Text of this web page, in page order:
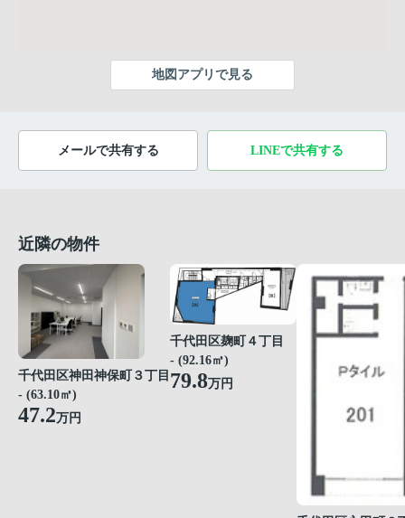
地図アプリで見る
メールで共有する LINEで共有する
近隣の物件
千代田区神田神保町３丁目
- (63.10㎡)
47.2万円
千代田区麹町４丁目
- (92.16㎡)
79.8万円